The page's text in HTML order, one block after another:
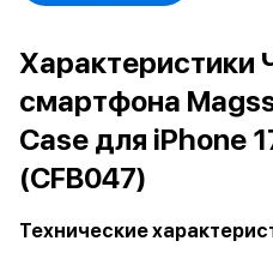
Характеристики
смартфона
Case для iPhone
(CFB047)
Технические